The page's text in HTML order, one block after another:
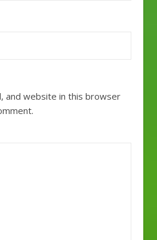
and website in this browser